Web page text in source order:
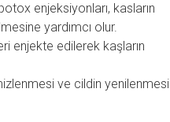
enjeksiyonları, kasların
yardımcı olur.
enjekte edilerek kaşların
ve cildin yenilenmesi